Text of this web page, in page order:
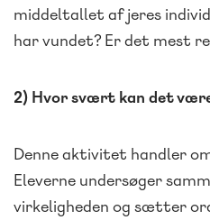
middeltallet af jeres
har vundet? Er det mest
2) Hvor svært kan det
Denne aktivitet handler
Eleverne undersøger
virkeligheden og sætter